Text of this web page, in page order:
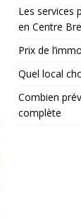
Les services
en Centre
Prix de
Quel local
Combien
complète